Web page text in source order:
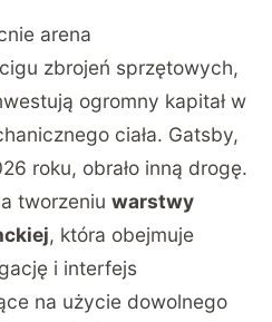
arena
zbrojeń sprzętowych,
ogromny kapitał w
ciała. Gatsby,
roku, obrało inną drogę.
tworzeniuwarstwy
, która obejmuje
i interfejs
na użycie dowolnego